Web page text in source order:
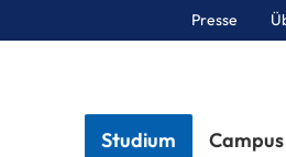
Presse
Studium Campus